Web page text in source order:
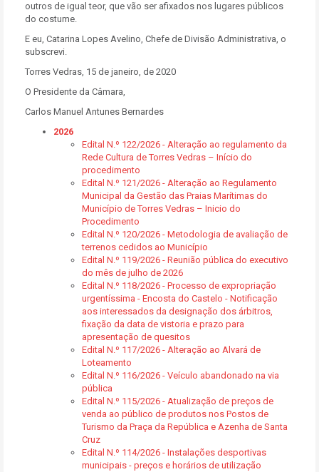
outros de igual teor, que vão ser afixados nos lugares públicos
do costume.
E eu, Catarina Lopes Avelino, Chefe de Divisão Administrativa, o
subscrevi.
Torres Vedras, 15 de janeiro, de 2020
O Presidente da Câmara,
Carlos Manuel Antunes Bernardes
2026
Edital N.º 122/2026 - Alteração ao regulamento da
Rede Cultura de Torres Vedras – Início do
procedimento
Edital N.º 121/2026 - Alteração ao Regulamento
Municipal da Gestão das Praias Marítimas do
Município de Torres Vedras – Inicio do
Procedimento
Edital N.º 120/2026 - Metodologia de avaliação de
terrenos cedidos ao Município
Edital N.º 119/2026 - Reunião pública do executivo
do mês de julho de 2026
Edital N.º 118/2026 - Processo de expropriação
urgentíssima - Encosta do Castelo - Notificação
aos interessados da designação dos árbitros,
fixação da data de vistoria e prazo para
apresentação de quesitos
Edital N.º 117/2026 - Alteração ao Alvará de
Loteamento
Edital N.º 116/2026 - Veículo abandonado na via
pública
Edital N.º 115/2026 - Atualização de preços de
venda ao público de produtos nos Postos de
Turismo da Praça da República e Azenha de Santa
Cruz
Edital N.º 114/2026 - Instalações desportivas
municipais - preços e horários de utilização